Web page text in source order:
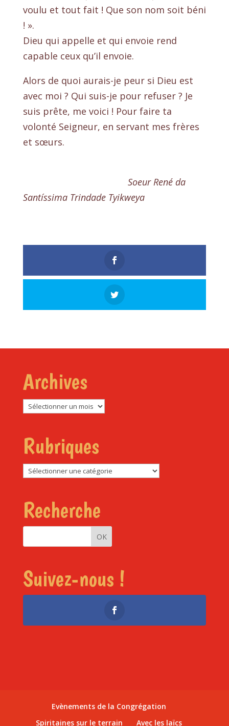
voulu et tout fait ! Que son nom soit béni
! ».
Dieu qui appelle et qui envoie rend
capable ceux qu’il envoie.
Alors de quoi aurais-je peur si Dieu est
avec moi ? Qui suis-je pour refuser ? Je
suis prête, me voici ! Pour faire ta
volonté Seigneur, en servant mes frères
et sœurs.
Soeur René da
Santíssima Trindade Tyikweya
Archives
Archives
Rubriques
Rubriques
Recherche
Suivez-nous !
Evènements de la Congrégation
Spiritaines sur le terrain
Avec les laïcs